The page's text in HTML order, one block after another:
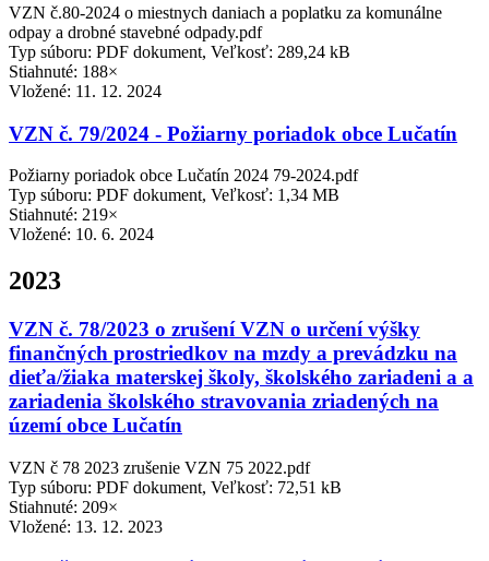
VZN č.80-2024 o miestnych daniach a poplatku za komunálne
odpay a drobné stavebné odpady.pdf
Typ súboru: PDF dokument, Veľkosť: 289,24 kB
Stiahnuté: 188×
Vložené: 11. 12. 2024
VZN č. 79/2024 - Požiarny poriadok obce Lučatín
Požiarny poriadok obce Lučatín 2024 79-2024.pdf
Typ súboru: PDF dokument, Veľkosť: 1,34 MB
Stiahnuté: 219×
Vložené: 10. 6. 2024
2023
VZN č. 78/2023 o zrušení VZN o určení výšky
finančných prostriedkov na mzdy a prevádzku na
dieťa/žiaka materskej školy, školského zariadeni a a
zariadenia školského stravovania zriadených na
území obce Lučatín
VZN č 78 2023 zrušenie VZN 75 2022.pdf
Typ súboru: PDF dokument, Veľkosť: 72,51 kB
Stiahnuté: 209×
Vložené: 13. 12. 2023